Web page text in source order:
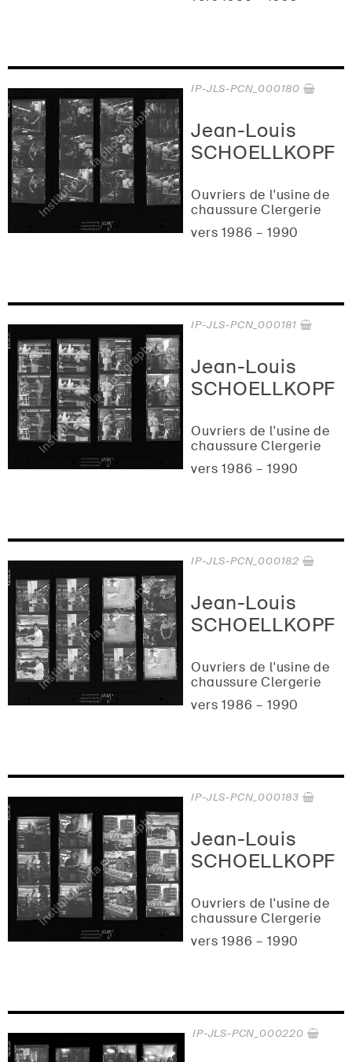
Jean-Louis
SCHOELLKOPF
Ouvriers de l'usine de
chaussure Clergerie
vers 1986 – 1990
IP-JLS-PCN_000180
Jean-Louis
SCHOELLKOPF
Ouvriers de l'usine de
chaussure Clergerie
vers 1986 – 1990
IP-JLS-PCN_000181
Jean-Louis
SCHOELLKOPF
Ouvriers de l'usine de
chaussure Clergerie
vers 1986 – 1990
IP-JLS-PCN_000182
Jean-Louis
SCHOELLKOPF
Ouvriers de l'usine de
chaussure Clergerie
vers 1986 – 1990
IP-JLS-PCN_000183
IP-JLS-PCN_000220